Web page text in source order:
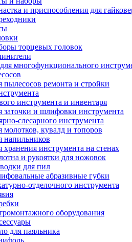
и приспособления для
торцевых головок
многофункционального
пылесосов ремонта и стройки
инструмента и инвентаря
заточки и шлифовки инструмента
слесарного инструмента
молотков, кувалд и топоров
напильников
хранения инструмента на стенах
и рукоятки для ножовок
для пил
абразивные губки
отделочного инструмента
оборудования
для паяльника